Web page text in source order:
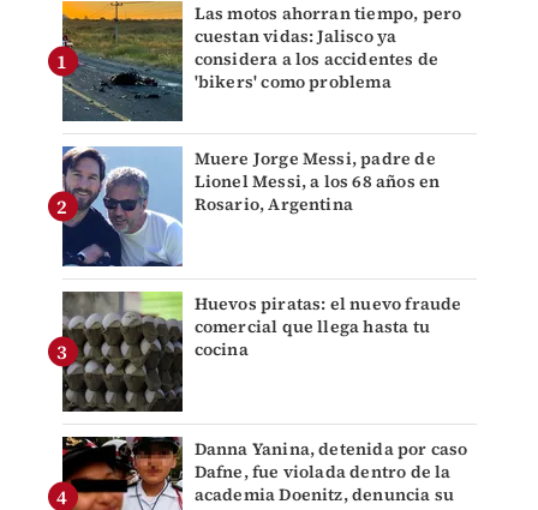
Las motos ahorran tiempo, pero
cuestan vidas: Jalisco ya
considera a los accidentes de
'bikers' como problema
Muere Jorge Messi, padre de
Lionel Messi, a los 68 años en
Rosario, Argentina
Huevos piratas: el nuevo fraude
comercial que llega hasta tu
cocina
Danna Yanina, detenida por caso
Dafne, fue violada dentro de la
academia Doenitz, denuncia su